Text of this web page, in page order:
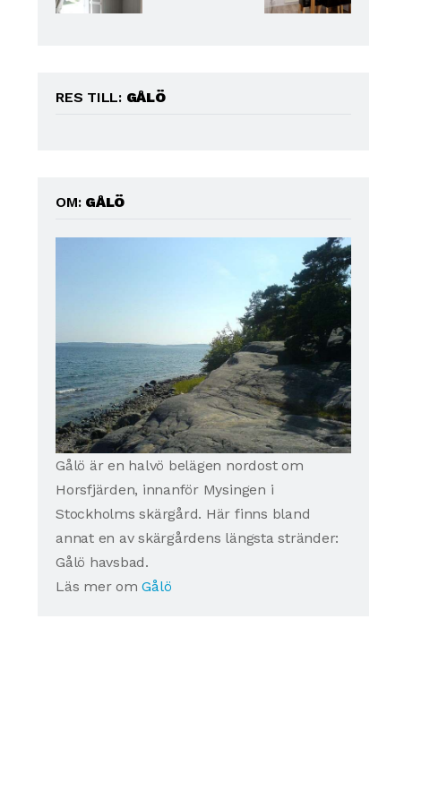
RES TILL: GÅLÖ
OM: GÅLÖ
Gålö är en halvö belägen nordost om
Horsfjärden, innanför Mysingen i
Stockholms skärgård. Här finns bland
annat en av skärgårdens längsta stränder:
Gålö havsbad.
Läs mer omGålö